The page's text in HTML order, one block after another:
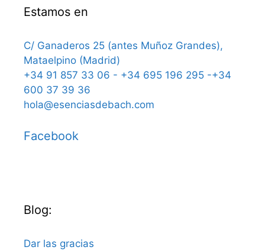
Estamos en
C/ Ganaderos 25 (antes Muñoz Grandes),
Mataelpino (Madrid)
+34 91 857 33 06 - +34 695 196 295 -+34
600 37 39 36
hola@esenciasdebach.com
Facebook
Blog:
Dar las gracias